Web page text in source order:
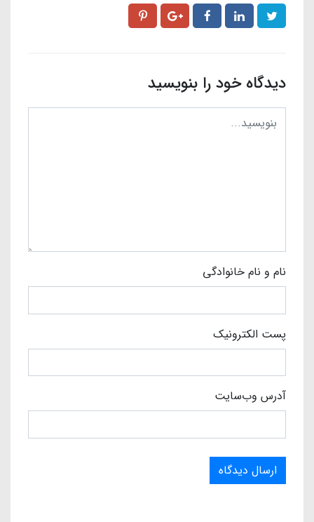
دیدگاه خود را بنویسید
نام و نام خانوادگی
پست الکترونیک
آدرس وب‌سایت
ارسال دیدگاه